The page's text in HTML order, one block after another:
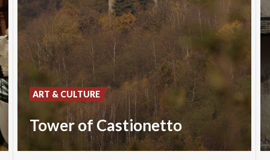
Tower of Castionetto
ART & CULTURE